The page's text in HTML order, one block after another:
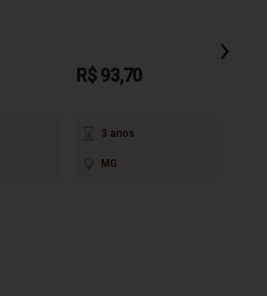
R$ 93,70
3 anos
MG